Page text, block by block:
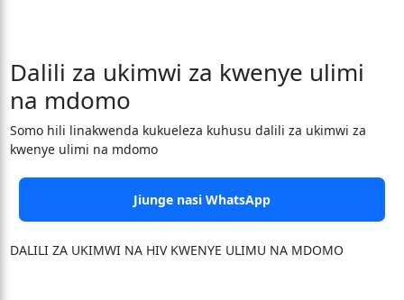
Dalili za ukimwi za kwenye ulimi
na mdomo
Somo hili linakwenda kukueleza kuhusu dalili za ukimwi za
kwenye ulimi na mdomo
Jiunge nasi WhatsApp
DALILI ZA UKIMWI NA HIV KWENYE ULIMU NA MDOMO